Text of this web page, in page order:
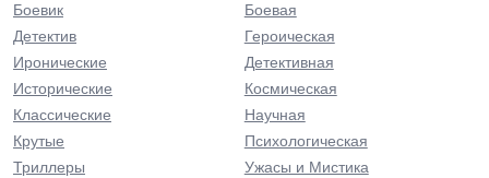
Боевик
Детектив
Иронические
Исторические
Классические
Крутые
Триллеры
Боевая
Героическая
Детективная
Космическая
Научная
Психологическая
Ужасы и Мистика